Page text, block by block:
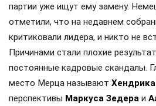
партии уже ищут ему замену.
отметили, что на недавнем
критиковали лидера, и никто не
Причинами стали плохие
постоянные кадровые скандалы.
место Мерца называют
перспективы Маркуса Зедера и